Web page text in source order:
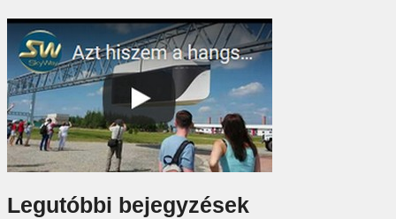
Legutóbbi bejegyzések